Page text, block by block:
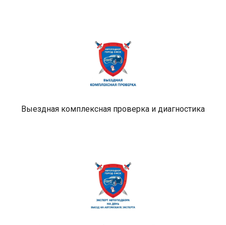
Выездная комплексная проверка и диагностика